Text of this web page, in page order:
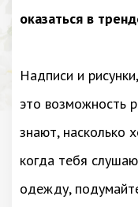
оказаться в
Надписи и
это возможность
знают, насколько
когда тебя
одежду,